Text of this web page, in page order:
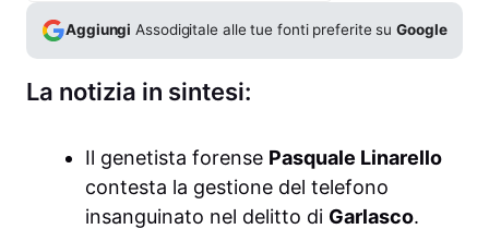
Aggiungi Assodigitale alle tue fonti preferite suGoogle
La notizia in sintesi:
Il genetista forense Pasquale Linarello
contesta la gestione del telefono
insanguinato nel delitto di Garlasco.